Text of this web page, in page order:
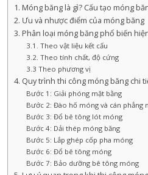
1. Móng băng là gì? Cấu tạo móng
2. Ưu và nhược điểm của móng băng
3. Phân loại móng băng phổ biến
3.1. Theo vật liệu kết cấu
3.2. Theo tính chất, độ cứng
3.3 Theo phương vị
4. Quy trình thi công móng băng chi
Bước 1: Giải phóng mặt bằng
Bước 2: Đào hố móng và cán phẳng
Bước 3: Đổ bê tông lót móng
Bước 4: Dải thép móng băng
Bước 5: Lắp ghép cốp pha móng
Bước 6: Đổ bê tông móng
Bước 7: Bảo dưỡng bê tông móng